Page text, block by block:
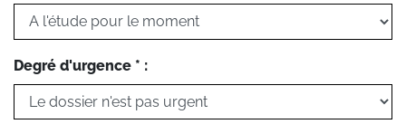
Degré d'urgence * :